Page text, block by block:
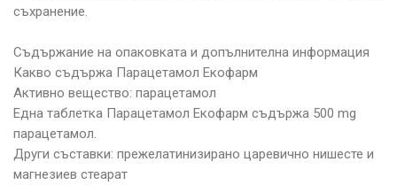
съхранение.
Съдържание на опаковката и допълнителна информация
Какво съдържа Парацетамол Екофарм
Активно вещество: парацетамол
Една таблетка Парацетамол Екофарм съдържа 500 mg
парацетамол.
Други съставки: прежелатинизирано царевично нишесте и
магнезиев стеарат